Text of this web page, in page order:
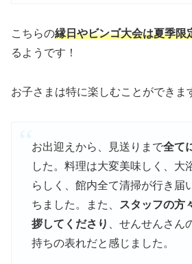
こちらの縁日やビンゴ大会は夏季限
るようです！
お子さまは特に楽しむことができま
お出迎えから、見送りまで全て
した。料理は大変美味しく、大
らしく、館内全て清掃が行き届
ちました。また、
スタッフの方
拶してくださり
、せんせんさん
持ちの表れだと感じました。